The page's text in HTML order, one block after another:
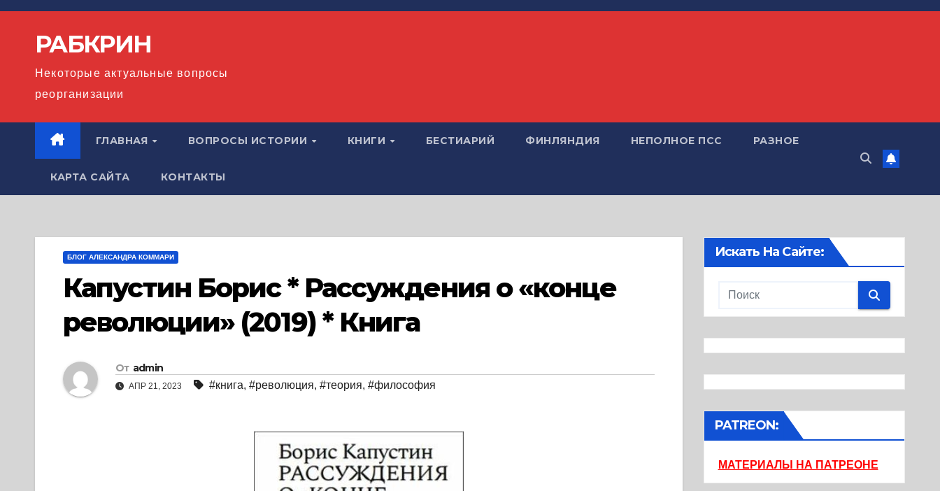
Перейти
содержимомуРАБКРИН
Некоторые актуальные вопросы
реорганизации
ГЛАВНАЯ ВОПРОСЫ ИСТОРИИ КНИГИ БЕСТИАРИЙ ФИНЛЯНДИЯ НЕПОЛНОЕ ПСС РАЗНОЕ
КАРТА САЙТА КОНТАКТЫ
БЛОГ АЛЕКСАНДРА КОММАРИ
Капустин Борис * Рассуждения о «конце
революции» (2019) * Книга
От admin
АПР 21, 2023 #книга, #революция, #теория, #философия
Искать На Сайте:
PATREON:
МАТЕРИАЛЫ НА ПАТРЕОНЕ